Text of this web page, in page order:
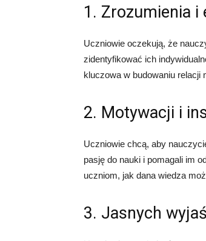
1. Zrozumienia i
Uczniowie oczekują, że
zidentyfikować ich
kluczowa w budowaniu
2. Motywacji i
Uczniowie chcą, aby
pasję do nauki i pomagali im
uczniom, jak dana wiedza
3. Jasnych